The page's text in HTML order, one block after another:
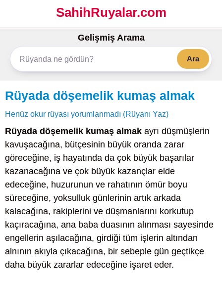
SahihRuyalar.com
Gelişmiş Arama
Ara
Rüyada döşemelik kumaş almak
Henüz okur rüyası yorumlanmadı (Rüyanı Yaz)
Rüyada döşemelik kumaş almak ayrı düşmüşlerin
kavuşacağına, bütçesinin büyük oranda zarar
göreceğine, iş hayatında da çok büyük başarılar
kazanacağına ve çok büyük kazançlar elde
edeceğine, huzurunun ve rahatının ömür boyu
süreceğine, yoksulluk günlerinin artık arkada
kalacağına, rakiplerini ve düşmanlarını korkutup
kaçıracağına, ana baba duasının alınması sayesinde
engellerin aşılacağına, girdiği tüm işlerin altından
alnının akıyla çıkacağına, bir sebeple gün geçtikçe
daha büyük zararlar edeceğine işaret eder.